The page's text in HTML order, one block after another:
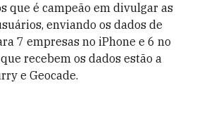
que é campeão em divulgar as
enviando os dados de
7 empresas no iPhone e 6 no
recebem os dados estão a
e Geocade.